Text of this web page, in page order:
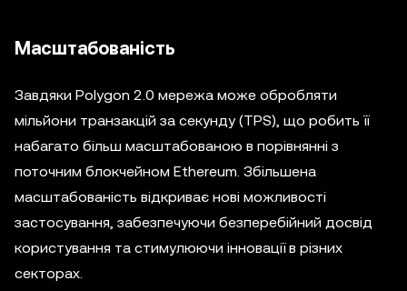
Масштабованість
Завдяки Polygon 2.0 мережа може обробляти
мільйони транзакцій за секунду (TPS), що робить її
набагато більш масштабованою в порівнянні з
поточним блокчейном Ethereum. Збільшена
масштабованість відкриває нові можливості
застосування, забезпечуючи безперебійний досвід
користування та стимулюючи інновації в різних
секторах.